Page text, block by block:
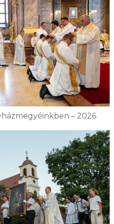
– 2026